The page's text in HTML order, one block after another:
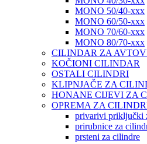
MONO 50/40-xxx
MONO 60/50-xxx
MONO 70/60-xxx
MONO 80/70-xxx
CILINDAR ZA
KOČIONI CILINDAR
OSTALI CILINDRI
KLIPNJAČE ZA
HONANE CIJEVI ZA
OPREMA ZA
privarivi priključki
prirubnice za
prsteni za cilindre